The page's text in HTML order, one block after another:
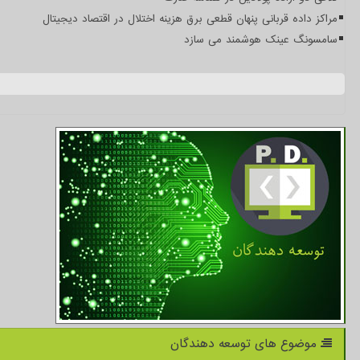
مراکز داده قربانی پنهان قطعی برق هزینه اختلال در اقتصاد دیجیتال
سامسونگ عینک هوشمند می سازد
موضوع های توسعه دهندگان